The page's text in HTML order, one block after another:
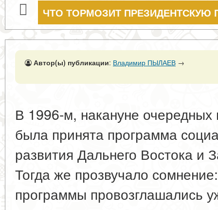
ЧТО ТОРМОЗИТ ПРЕЗИДЕНТСКУЮ
Автор(ы) публикации: Владимир ПЫЛАЕВ →
В 1996-м, накануне очередных
была принята программа
развития Дальнего Востока и
Тогда же прозвучало
программы провозглашались